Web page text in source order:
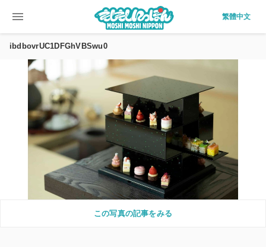
menu 繁體中文
ibdbovrUC1DFGhVBSwu0
この写真の記事をみる